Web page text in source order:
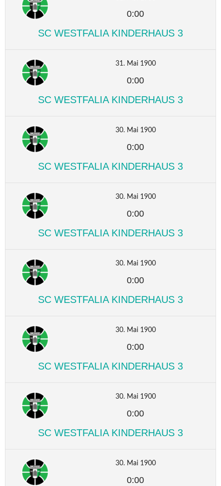
0:00
SC WESTFALIA KINDERHAUS 3
31. Mai 1900
0:00
SC WESTFALIA KINDERHAUS 3
30. Mai 1900
0:00
SC WESTFALIA KINDERHAUS 3
30. Mai 1900
0:00
SC WESTFALIA KINDERHAUS 3
30. Mai 1900
0:00
SC WESTFALIA KINDERHAUS 3
30. Mai 1900
0:00
SC WESTFALIA KINDERHAUS 3
30. Mai 1900
0:00
SC WESTFALIA KINDERHAUS 3
30. Mai 1900
0:00